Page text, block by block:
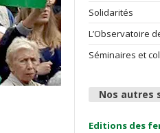
Solidarités
L’Observatoire
Séminaires et
Nos autres
Editions des